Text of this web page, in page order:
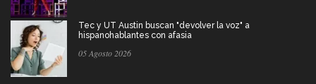
Tec y UT Austin buscan "devolver la voz" a
hispanohablantes con afasia
05 Agosto 2026